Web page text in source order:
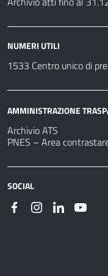
NUMERI UTILI
1533 Centro unico di
AMMINISTRAZIONE
Archivio ATS
PNES – Area
SOCIAL